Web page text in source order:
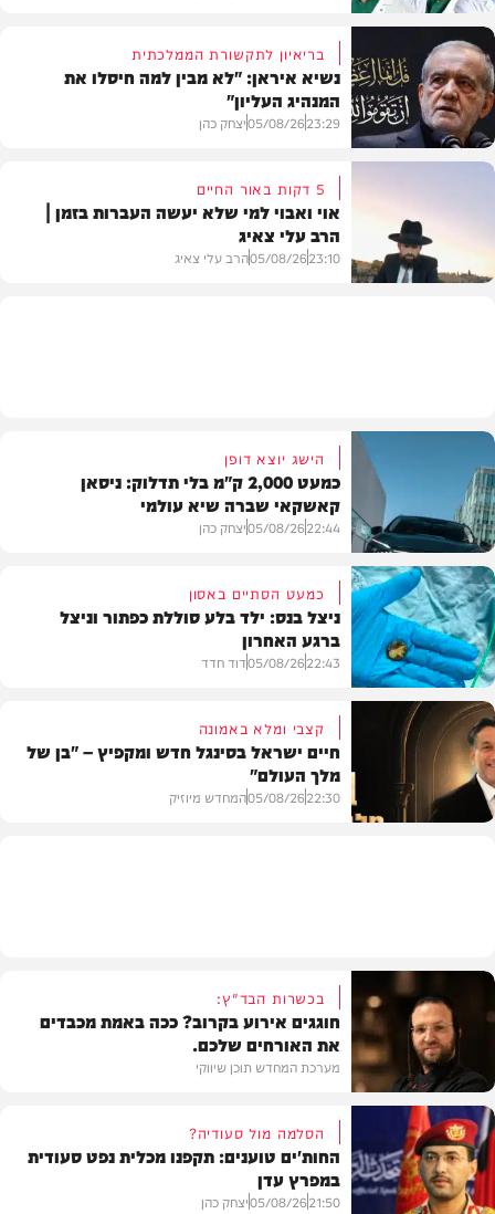
תוכן שיווקי
בעולם
בריאיון לתקשורת הממלכתית
נשיא איראן: "לא מבין למה חיסלו את
המנהיג העליון"
23:29
05/08/26יצחק כהן
5 דקות באור החיים
אוי ואבוי למי שלא יעשה העברות בזמן |
הרב עלי צאיג
23:10
05/08/26הרב עלי צאיג
חדשות הרכב
הישג יוצא דופן
כמעט 2,000 ק"מ בלי תדלוק: ניסאן
קאשקאי שברה שיא עולמי
22:44
05/08/26יצחק כהן
בריאות
כמעט הסתיים באסון
ניצל בנס: ילד בלע סוללת כפתור וניצל
ברגע האחרון
22:43
05/08/26דוד חדד
קצבי ומלא באמונה
חיים ישראל בסינגל חדש ומקפיץ – "בן של
מלך העולם"
22:30
05/08/26המחדש מיוזיק
תוכן שיווקי
בכשרות הבד"ץ:
חוגגים אירוע בקרוב? ככה באמת מכבדים
את האורחים שלכם.
מערכת המחדש תוכן שיווקי
הסלמה מול סעודיה?
החות'ים טוענים: תקפנו מכלית נפט סעודית
במפרץ עדן
21:50
05/08/26יצחק כהן